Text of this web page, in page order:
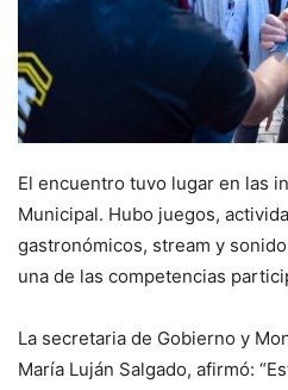
El encuentro tuvo lugar en las
Municipal. Hubo juegos,
gastronómicos, stream y
una de las competencias
La secretaria de Gobierno y
María Luján Salgado, afirmó: